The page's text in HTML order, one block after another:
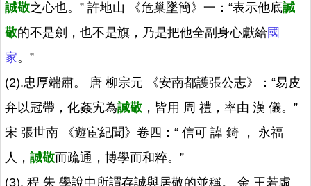
誠敬之心也。” 許地山 《危巢墜簡》一：“表示他底誠
敬的不是劍，也不是旗，乃是把他全副身心獻給國
家。”
(2).忠厚端肅。 唐 柳宗元 《安南都護張公志》：“易皮
弁以冠帶，化姦宄為誠敬 ，皆用 周 禮，率由 漢 儀。”
宋 張世南 《遊宦紀聞》卷四：“ 信可 諱 錡 ， 永福
人， 誠敬而疏通，博學而和粹。”
(3). 程 朱 學說中所謂存誠與居敬的並稱。 金 王若虛